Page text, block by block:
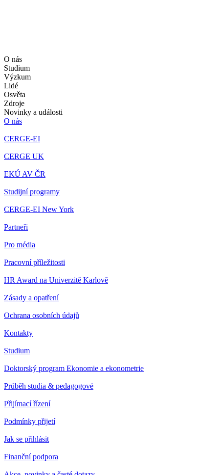
O nás
Studium
Výzkum
Lidé
Osvěta
Zdroje
Novinky a události
O nás
CERGE-EI
CERGE UK
EKÚ AV ČR
Studijní programy
CERGE-EI New York
Partneři
Pro média
Pracovní příležitosti
HR Award na Univerzitě Karlově
Zásady a opatření
Ochrana osobních údajů
Kontakty
Studium
Doktorský program Ekonomie a ekonometrie
Průběh studia & pedagogové
Přijímací řízení
Podmínky přijetí
Jak se přihlásit
Finanční podpora